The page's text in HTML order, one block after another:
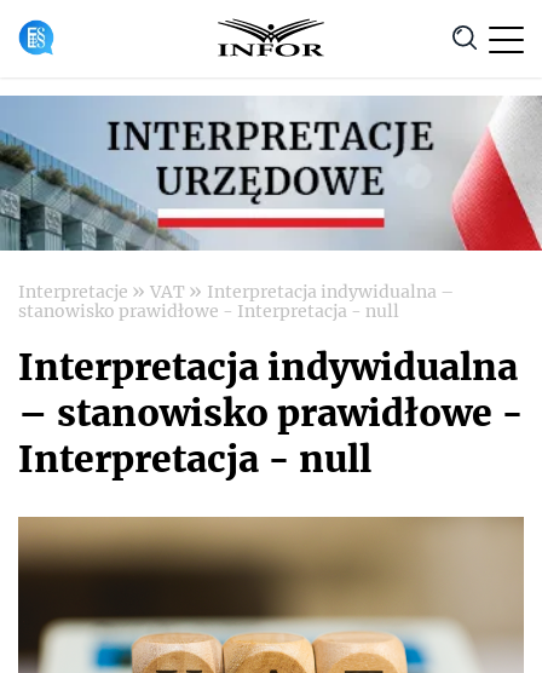
Anuluj
Interpretacje » VAT » Interpretacja indywidualna –
stanowisko prawidłowe - Interpretacja - null
Interpretacja indywidualna
– stanowisko prawidłowe -
Interpretacja - null